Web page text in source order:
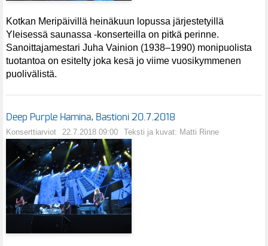
Kotkan Meripäivillä heinäkuun lopussa järjestetyillä
Yleisessä saunassa -konserteilla on pitkä perinne.
Sanoittajamestari Juha Vainion (1938–1990) monipuolista
tuotantoa on esitelty joka kesä jo viime vuosikymmenen
puolivälistä.
Deep Purple Hamina, Bastioni 20.7.2018
Konserttiarviot 22.7.2018 09:00 Teksti ja kuvat: Matti Rinne